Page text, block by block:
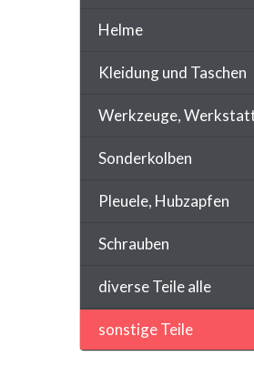
Helme
Kleidung und Taschen
Werkzeuge,
Sonderkolben
Pleuele, Hubzapfen
Schrauben
diverse Teile alle
sonstige Teile